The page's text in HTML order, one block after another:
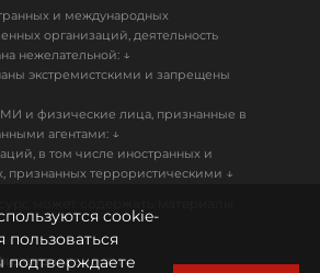
и международных
организаций, деятельность
нежелательной: ↓
экстремистскими и запрещены
и физические лица, признанные в
агентами: ↓
в том числе иностранных и
признанных террористическими ↓
cookie-
подтверждаете